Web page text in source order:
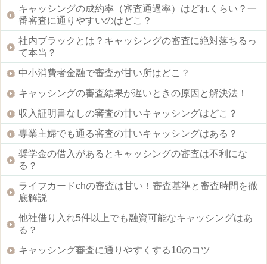
キャッシングの成約率（審査通過率）はどれくらい？一
番審査に通りやすいのはどこ？
社内ブラックとは？キャッシングの審査に絶対落ちるっ
て本当？
中小消費者金融で審査が甘い所はどこ？
キャッシングの審査結果が遅いときの原因と解決法！
収入証明書なしの審査の甘いキャッシングはどこ？
専業主婦でも通る審査の甘いキャッシングはある？
奨学金の借入があるとキャッシングの審査は不利にな
る？
ライフカードchの審査は甘い！審査基準と審査時間を徹
底解説
他社借り入れ5件以上でも融資可能なキャッシングはあ
る？
キャッシング審査に通りやすくする10のコツ